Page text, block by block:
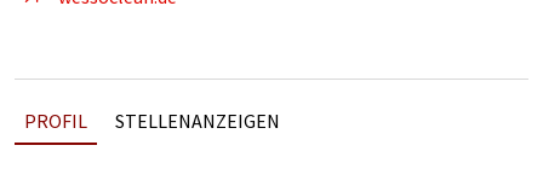
PROFIL STELLENANZEIGEN